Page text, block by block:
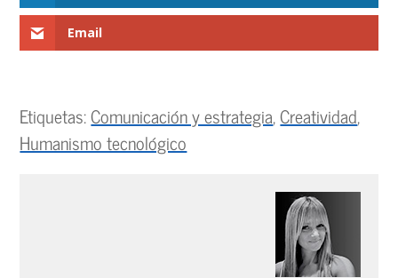
Email
Etiquetas:Comunicación y estrategia,Creatividad,
Humanismo tecnológico